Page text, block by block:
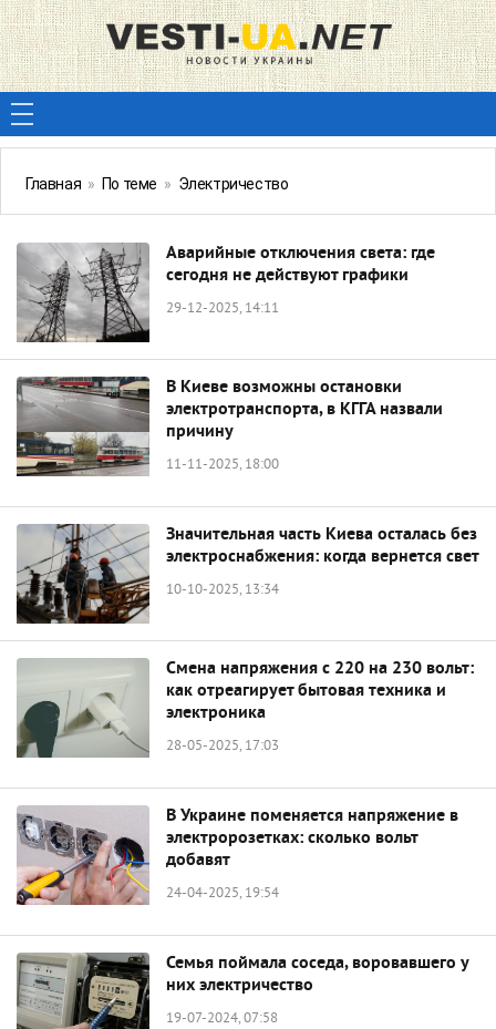
Главная » По теме » Электричество
Аварийные отключения света: где
сегодня не действуют графики
29-12-2025, 14:11
В Киеве возможны остановки
электротранспорта, в КГГА назвали
причину
11-11-2025, 18:00
Значительная часть Киева осталась без
электроснабжения: когда вернется свет
10-10-2025, 13:34
Смена напряжения с 220 на 230 вольт:
как отреагирует бытовая техника и
электроника
28-05-2025, 17:03
В Украине поменяется напряжение в
электророзетках: сколько вольт
добавят
24-04-2025, 19:54
Семья поймала соседа, воровавшего у
них электричество
19-07-2024, 07:58